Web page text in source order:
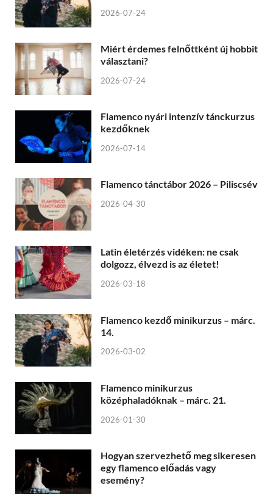
2026-07-24
Miért érdemes felnőttként új hobbit
választani?
2026-07-24
Flamenco nyári intenzív tánckurzus
kezdőknek
2026-07-14
Flamenco tánctábor 2026 – Piliscsév
2026-04-30
Latin életérzés vidéken: ne csak
dolgozz, élvezd is az életet!
2026-03-18
Flamenco kezdő minikurzus – márc.
14.
2026-03-02
Flamenco minikurzus
középhaladóknak – márc. 21.
2026-01-30
Hogyan szervezhető meg sikeresen
egy flamenco előadás vagy
esemény?